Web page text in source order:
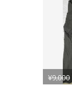
¥9,000